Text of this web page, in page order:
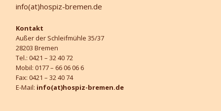
info(at)hospiz-bremen.de
Kontakt
Außer der Schleifmühle 35/37
28203 Bremen
Tel.: 0421 – 32 40 72
Mobil: 0177 – 66 06 06 6
Fax: 0421 – 32 40 74
E-Mail: info(at)hospiz-bremen.de